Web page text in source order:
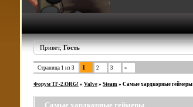
Привет,Гость
Страница 1 из 3 1 2 3 »
Форум TF-2.ORG! » Valve » Steam » Самые хардкорные геймеры
Самые хардкорные геймеры